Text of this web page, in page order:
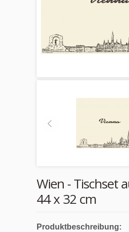
Wien - Tischset
44 x 32 cm
Produktbeschreibung: